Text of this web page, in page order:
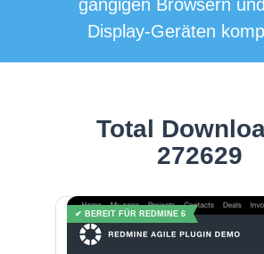
gängigen Browsern
Display-Geräten
Total
272629
✔ BEREIT FÜR REDMINE 6